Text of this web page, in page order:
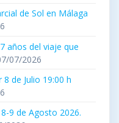
de Sol en Málaga
años del viaje que
07/2026
de Julio 19:00 h
9 de Agosto 2026.